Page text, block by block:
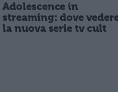
Adolescence in
streaming: dove
la nuova serie tv cult